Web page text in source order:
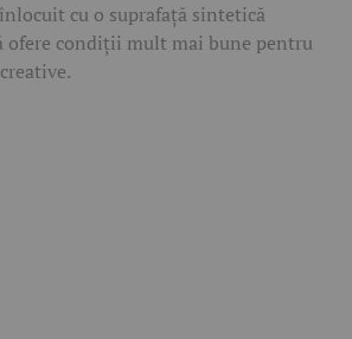
cu o suprafață sintetică
ofere condiții mult mai bune pentru